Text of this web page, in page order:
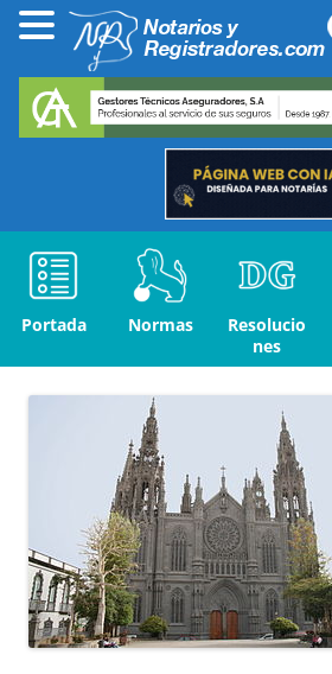
Portada Normas
Resolucio
nes